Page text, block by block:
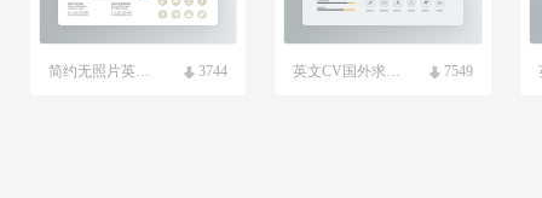
简约无照片英文求职简历模板 3744 英文CV国外求职简历模板 7549